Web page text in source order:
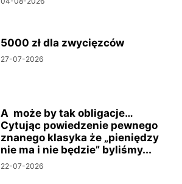
5000 zł dla zwycięzców
27-07-2026
A może by tak obligacje…
Cytując powiedzenie pewnego
znanego klasyka że „pieniędzy
nie ma i nie będzie” byliśmy...
22-07-2026